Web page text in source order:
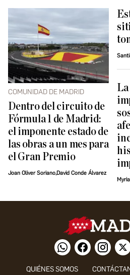
COMUNIDAD DE MADRID
Dentro del circuito de
Fórmula 1 de Madrid:
el imponente estado de
las obras a un mes para
el Gran Premio
Joan Oliver Soriano,David Conde Álvarez
QUIÉNES SOMOS